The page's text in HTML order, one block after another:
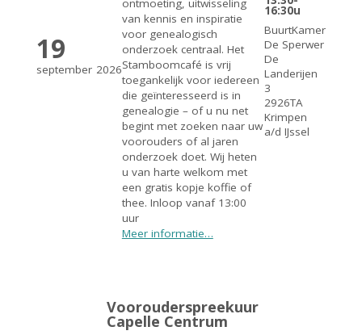
19
september 2026
ontmoeting, uitwisseling
van kennis en inspiratie
voor genealogisch
onderzoek centraal. Het
Stamboomcafé is vrij
toegankelijk voor iedereen
die geïnteresseerd is in
genealogie – of u nu net
begint met zoeken naar uw
voorouders of al jaren
onderzoek doet. Wij heten
u van harte welkom met
een gratis kopje koffie of
thee. Inloop vanaf 13:00
uur
Meer informatie…
16:30u
BuurtKamer
De Sperwer
De
Landerijen
3
2926TA
Krimpen
a/d IJssel
Voorouderspreekuur
Capelle Centrum